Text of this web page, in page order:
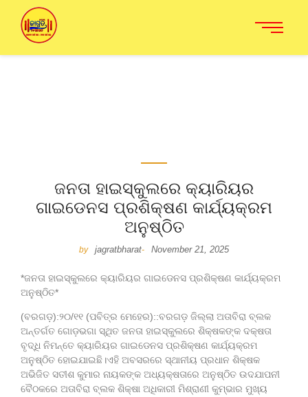
ଜନତା ହାଇସ୍କୁଲରେ କ୍ୟାରିୟର
ଗାଇଡେନସ ପ୍ରଶିକ୍ଷଣ କାର୍ଯ୍ୟକ୍ରମ
ଅନୁଷ୍ଠିତ
by jagratbharat- November 21, 2025
*ଜନତା ହାଇସ୍କୁଲରେ କ୍ୟାରିୟର ଗାଇଡେନସ ପ୍ରଶିକ୍ଷଣ କାର୍ଯ୍ୟକ୍ରମ
ଅନୁଷ୍ଠିତ*
(ବରଗଡ଼):୨୦/୧୧ (ପବିତ୍ର ମେହେର)::ବରଗଡ଼ ଜିଲ୍ଲା ଅତାବିରା ବ୍ଲକ
ଅନ୍ତର୍ଗତ ଗୋଡ଼ଭଗା ସ୍ଥିତ ଜନତା ହାଇସ୍କୁଲରେ ଶିକ୍ଷକଙ୍କ ଦକ୍ଷତା
ବୃଦ୍ଧି ନିମନ୍ତେ କ୍ୟାରିୟର ଗାଇଡେନସ ପ୍ରଶିକ୍ଷଣ କାର୍ଯ୍ୟକ୍ରମ
ଅନୁଷ୍ଠିତ ହୋଇଯାଇଛି।ଏହି ଅବସରରେ ସ୍ଥାନୀୟ ପ୍ରଧାନ ଶିକ୍ଷକ
ଅଭିଜିତ ସତୀଶ କୁମାର ନାୟକଙ୍କ ଅଧ୍ୟକ୍ଷତାରେ ଅନୁଷ୍ଠିତ ଉଦଯାପନୀ
ବୈଠକରେ ଅତାବିରା ବ୍ଲକ ଶିକ୍ଷା ଅଧିକାରୀ ମିଶ୍ରାଣୀ କୁମ୍ଭାର ମୁଖ୍ୟ